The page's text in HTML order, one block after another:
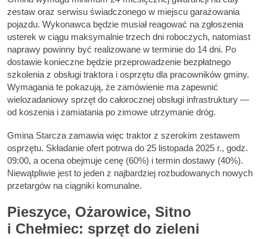
zestaw oraz serwisu świadczonego w miejscu garażowania
pojazdu. Wykonawca będzie musiał reagować na zgłoszenia
usterek w ciągu maksymalnie trzech dni roboczych, natomiast
naprawy powinny być realizowane w terminie do 14 dni. Po
dostawie konieczne będzie przeprowadzenie bezpłatnego
szkolenia z obsługi traktora i osprzętu dla pracowników gminy.
Wymagania te pokazują, że zamówienie ma zapewnić
wielozadaniowy sprzęt do całorocznej obsługi infrastruktury —
od koszenia i zamiatania po zimowe utrzymanie dróg.
Gmina Starcza zamawia więc traktor z szerokim zestawem
osprzętu. Składanie ofert potrwa do 25 listopada 2025 r., godz.
09:00, a ocena obejmuje cenę (60%) i termin dostawy (40%).
Niewątpliwie jest to jeden z najbardziej rozbudowanych nowych
przetargów na ciągniki komunalne.
Pieszyce, Ożarowice, Sitno
i Chełmiec: sprzęt do zieleni